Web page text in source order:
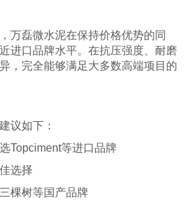
万磊微水泥在保持价格优势的同
进口品牌水平。在抗压强度、耐磨
，完全能够满足大多数高端项目的
议如下：
Topciment等进口品牌
选择
棵树等国产品牌